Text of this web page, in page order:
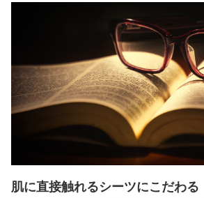
肌に直接触れるシーツにこだわる